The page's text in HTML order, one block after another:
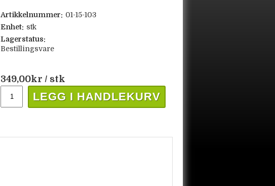
Artikkelnummer: 01-15-103
Enhet: stk
Lagerstatus:
Bestillingsvare
349,00kr / stk
LEGG I HANDLEKURV